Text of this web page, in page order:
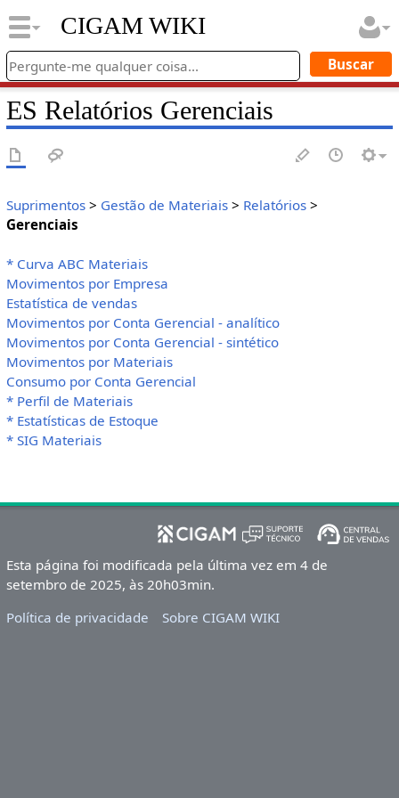
CIGAM WIKI
ES Relatórios Gerenciais
Suprimentos> Gestão de Materiais> Relatórios>
Gerenciais
* Curva ABC Materiais
Movimentos por Empresa
Estatística de vendas
Movimentos por Conta Gerencial - analítico
Movimentos por Conta Gerencial - sintético
Movimentos por Materiais
Consumo por Conta Gerencial
* Perfil de Materiais
* Estatísticas de Estoque
* SIG Materiais
Esta página foi modificada pela última vez em 4 de
setembro de 2025, às 20h03min.
Política de privacidade
Sobre CIGAM WIKI